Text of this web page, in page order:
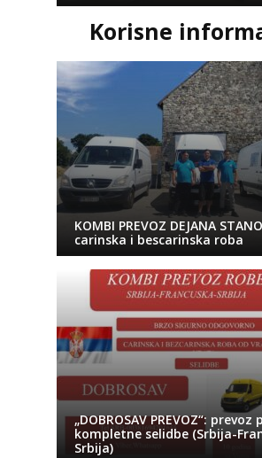
Korisne
KOMBI PREVOZ DEJANA
carinska i bescarinska roba
„DOBROSAV PREVOZ“: prevoz
kompletne selidbe (Srbija-
Srbija)